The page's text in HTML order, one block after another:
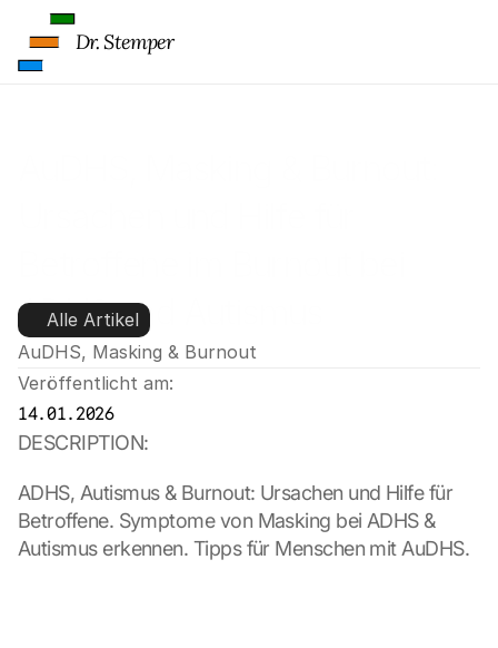
ADHS und Autismus
Alle Artikel
AuDHS, Masking & Burnout
Veröffentlicht am:
14.01.2026
DESCRIPTION:
ADHS, Autismus & Burnout: Ursachen und Hilfe für
Betroffene. Symptome von Masking bei ADHS &
Autismus erkennen. Tipps für Menschen mit AuDHS.
Dr. Stemper